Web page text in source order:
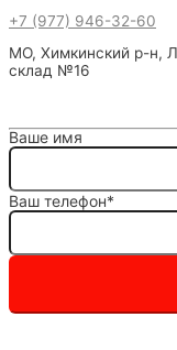
+7 (977) 946-32-60
МО, Химкинский р-н,
склад №16
Ваше имя
Ваш телефон*